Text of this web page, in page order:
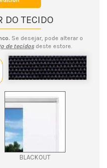
DO TECIDO
Se desejar, pode alterar o
de tecidosdeste estore.
BLACKOUT